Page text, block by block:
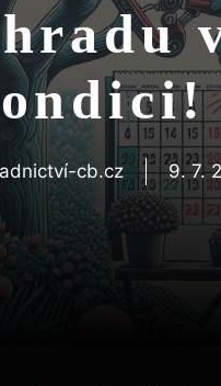
cb.cz 9. 7.